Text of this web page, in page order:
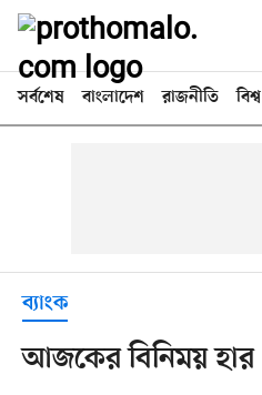
সর্বশেষ বাংলাদেশ রাজনীতি বিশ্ব
ব্যাংক
আজকের বিনিময় হার